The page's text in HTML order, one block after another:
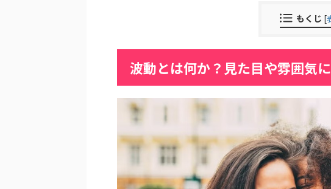
もくじ [
波動とは何か？見た目や雰囲気